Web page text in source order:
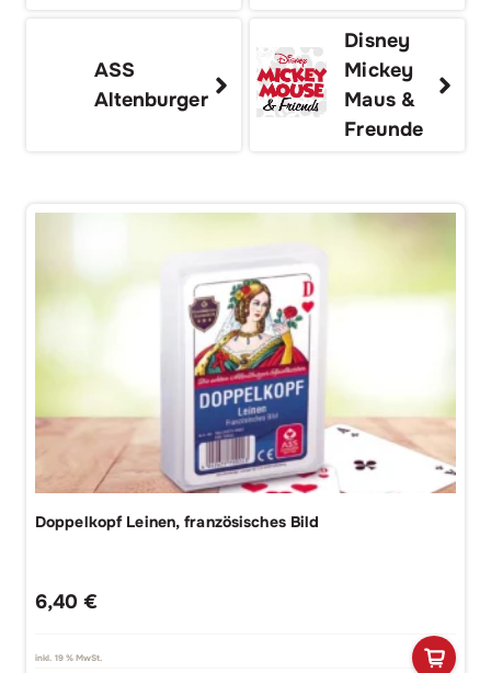
ASS
Altenburger
Disney
Mickey
Maus &
Freunde
Doppelkopf Leinen, französisches Bild
6,40 €
inkl. 19 % MwSt.